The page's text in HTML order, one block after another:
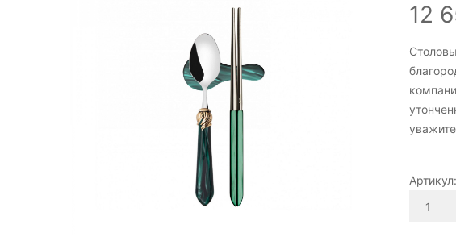
12
Артикул: